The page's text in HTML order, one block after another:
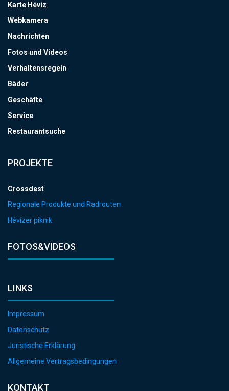
Karte Hévíz
Webkamera
Nachrichten
Fotos und Videos
Verhaltensregeln
Bäder
Geschäfte
Service
Restaurantsuche
PROJEKTE
Crossdest
Regionale Produkte und Radrouten
Hévízer piknik
FOTOS&VIDEOS
LINKS
Impressum
Datenschutz
Juristische Erklärung
Allgemeine Vertragsbedingungen
KONTAKT